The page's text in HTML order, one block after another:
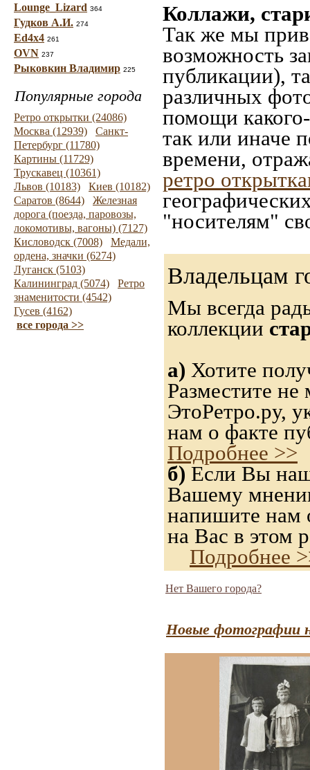
Lounge_Lizard 364
Гудков А.И. 274
Ed4x4 261
OVN 237
Рыковкин Владимир 225
Популярные города
Ретро открытки (24086)
Москва (12939)
Санкт-
Петербург (11780)
Картины (11729)
Трускавец (10361)
Львов (10183)
Киев (10182)
Саратов (8644)
Железная
дорога (поезда, паровозы,
локомотивы, вагоны) (7127)
Кисловодск (7008)
Медали,
ордена, значки (6274)
Луганск (5103)
Калининград (5074)
Ретро
знаменитости (4542)
Гусев (4162)
все города >>
Коллажи,
Так же мы
возможность
публикации),
различных
помощи
так или иначе
времени,
ретро
"носителям"
Владельцам
Мы всегда
коллекции
а) Хотите
Разместите
ЭтоРетро.ру,
нам о факте
Подробнее >>
б) Если Вы
Вашему
напишите нам
на Вас в этом
Подробнее
Нет Вашего города?
Новые фотографии